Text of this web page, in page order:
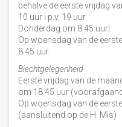
behalve de eerste vrijdag
10 uur i.p.v. 19 uur
Donderdag om 8.45 uur|
Op woensdag van de
8:45 uur.
Biechtgelegenheid
Eerste vrijdag van de
om 18.45 uur
Op woensdag van de
(aansluitend op de H. Mis)